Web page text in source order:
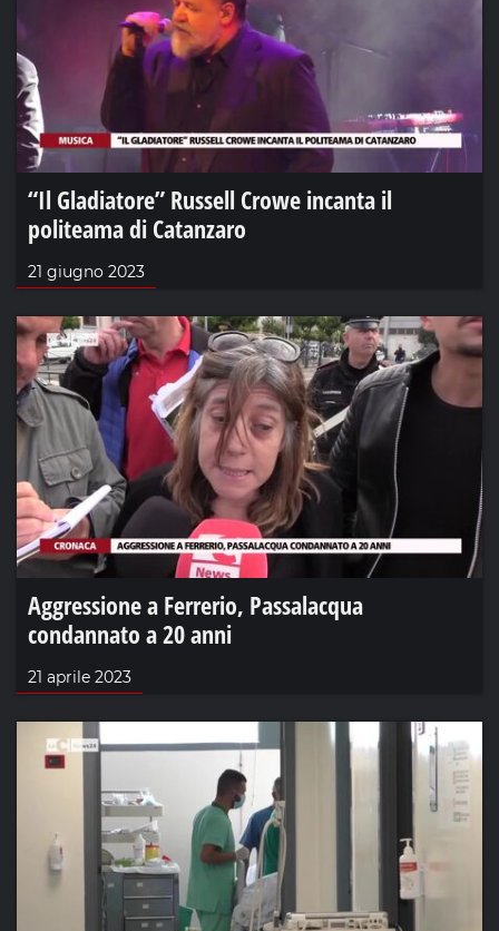
“Il Gladiatore” Russell Crowe incanta il
politeama di Catanzaro
21 giugno 2023
Aggressione a Ferrerio, Passalacqua
condannato a 20 anni
21 aprile 2023